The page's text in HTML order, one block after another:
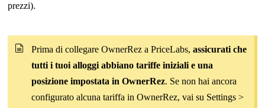
prezzi).
Prima di collegare OwnerRez a PriceLabs, assicurati che
tutti i tuoi alloggi abbiano tariffe iniziali e una
posizione impostata in OwnerRez. Se non hai ancora
configurato alcuna tariffa in OwnerRez, vai su Settings >